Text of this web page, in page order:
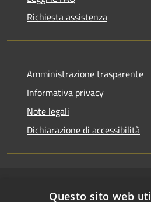
Richiesta assistenza
Amministrazione trasparente
Informativa privacy
Note legali
Dichiarazione di accessibilità
Questo sito web